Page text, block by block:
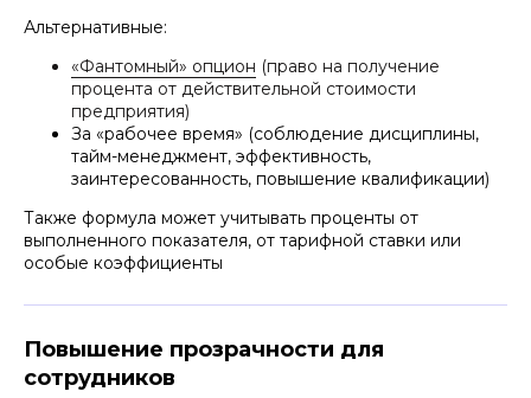
Альтернативные:
«Фантомный» опцион (право на получение
процента от действительной стоимости
предприятия)
За «рабочее время» (соблюдение дисциплины,
тайм-менеджмент, эффективность,
заинтересованность, повышение квалификации)
Также формула может учитывать проценты от
выполненного показателя, от тарифной ставки или
особые коэффициенты
Повышение прозрачности для
сотрудников
Божор и партнёры для составления
входом инвестора в уставный
капитал – сохранили и сотрудников и
интерес инвестора